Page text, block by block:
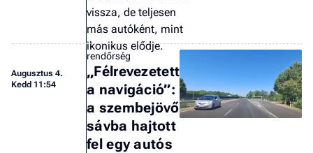
vissza, de teljesen
más autóként, mint
ikonikus elődje.
Augusztus 4.
Kedd 11:54
rendőrség
„Félrevezetett
a navigáció”:
a szembejövő
sávba hajtott
fel egy autós